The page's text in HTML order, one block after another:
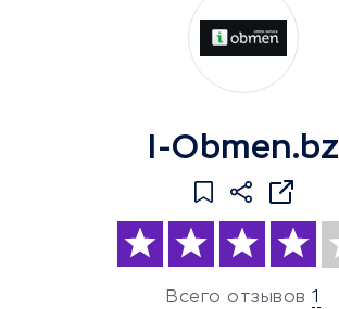
I-Obmen.bz
Всего отзывов 1